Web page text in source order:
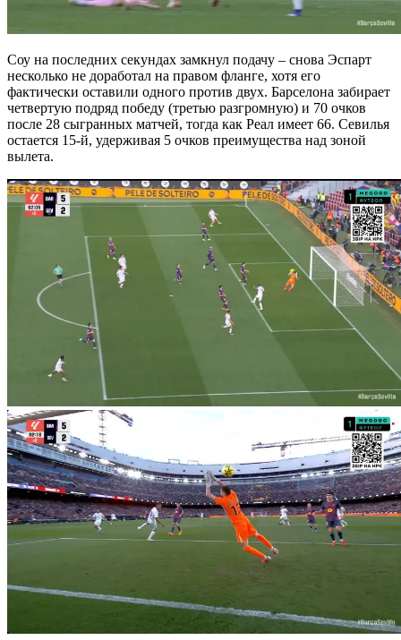
Соу на последних секундах замкнул подачу – снова Эспарт
несколько не доработал на правом фланге, хотя его
фактически оставили одного против двух. Барселона забирает
четвертую подряд победу (третью разгромную) и 70 очков
после 28 сыгранных матчей, тогда как Реал имеет 66. Севилья
остается 15-й, удерживая 5 очков преимущества над зоной
вылета.